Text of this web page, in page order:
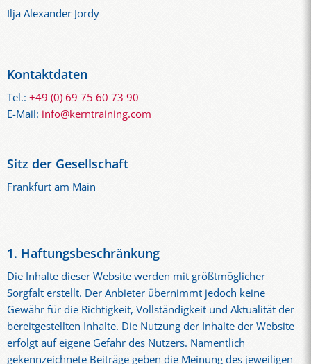
Ilja Alexander Jordy
Kontaktdaten
Tel.: +49 (0) 69 75 60 73 90
E-Mail: info@kerntraining.com
Sitz der Gesellschaft
Frankfurt am Main
1. Haftungsbeschränkung
Die Inhalte dieser Website werden mit größtmöglicher
Sorgfalt erstellt. Der Anbieter übernimmt jedoch keine
Gewähr für die Richtigkeit, Vollständigkeit und Aktualität der
bereitgestellten Inhalte. Die Nutzung der Inhalte der Website
erfolgt auf eigene Gefahr des Nutzers. Namentlich
gekennzeichnete Beiträge geben die Meinung des jeweiligen